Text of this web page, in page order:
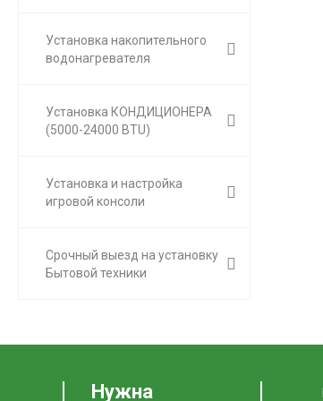
Установка накопительного
водонагревателя
Установка КОНДИЦИОНЕРА
(5000-24000 BTU)
Установка и настройка
игровой консоли
Срочный выезд на установку
Бытовой техники
Нужна